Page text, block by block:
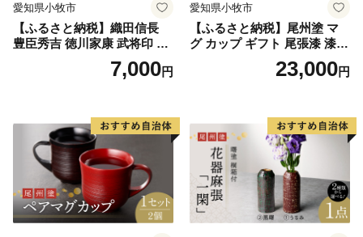
愛知県小牧市
【ふるさと納税】織田信長
豊臣秀吉 徳川家康 武将印 花
押印 6枚 セット イラスト 戦
国 武将 小牧山城 墨絵 龍画師
グッズ 愛知県 小牧市 お取り
寄せ 送料無料
7,000円
愛知県小牧市
【ふるさと納税】尾州塗 マ
グ カップ ギフト 尾張漆 漆
漆器 漆器工芸 工芸品 芸術性
実用性 抗菌性 美味しく安全
ウイルス効果 お取り寄せ 愛
知県 小牧市 送料無料
23,000円